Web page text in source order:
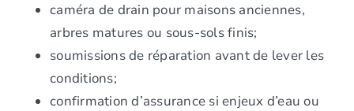
caméra de drain pour maisons anciennes,
arbres matures ou sous-sols finis;
soumissions de réparation avant de lever les
conditions;
confirmation d’assurance si enjeux d’eau ou